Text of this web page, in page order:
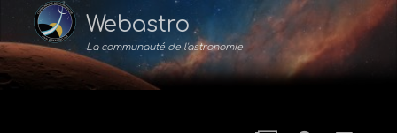
Webastro
La communauté de l'astronomie